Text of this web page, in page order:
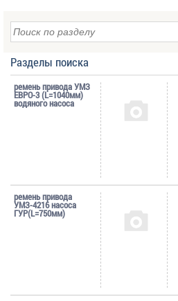
Разделы поиска
ремень привода УМЗ
ЕВРО-3 (L=1040мм)
водяного насоса
ремень привода
УМЗ-4216 насоса
ГУР(L=750мм)